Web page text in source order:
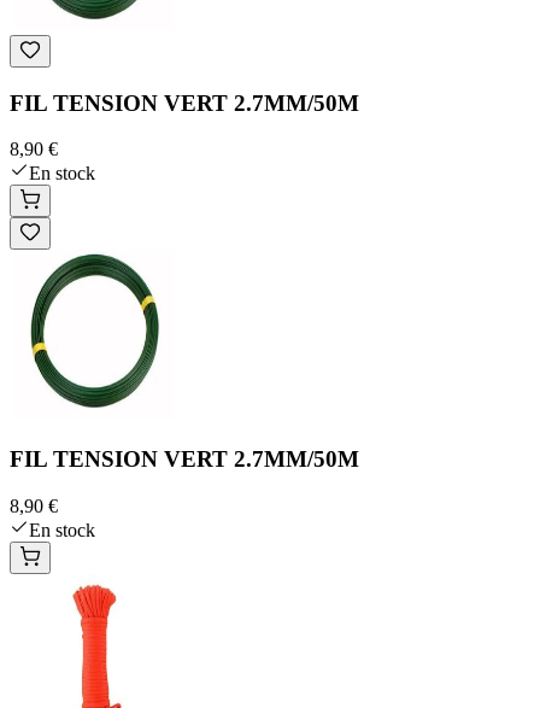
FIL TENSION VERT 2.7MM/50M
8,90 €
En stock
FIL TENSION VERT 2.7MM/50M
8,90 €
En stock